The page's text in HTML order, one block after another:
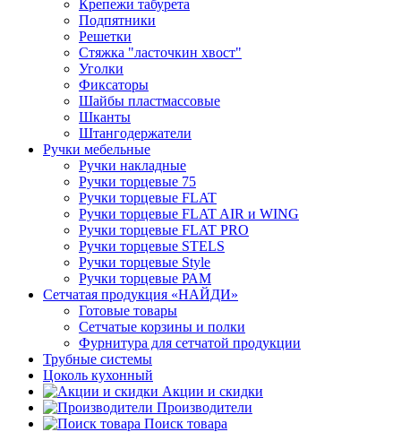
Крепежи табурета
Подпятники
Решетки
Стяжка "ласточкин хвост"
Уголки
Фиксаторы
Шайбы пластмассовые
Шканты
Штангодержатели
Ручки мебельные
Ручки накладные
Ручки торцевые 75
Ручки торцевые FLAT
Ручки торцевые FLAT AIR и WING
Ручки торцевые FLAT PRO
Ручки торцевые STELS
Ручки торцевые Style
Ручки торцевые РАМ
Сетчатая продукция «НАЙДИ»
Готовые товары
Сетчатые корзины и полки
Фурнитура для сетчатой продукции
Трубные системы
Цоколь кухонный
Акции и скидки
Производители
Поиск товара